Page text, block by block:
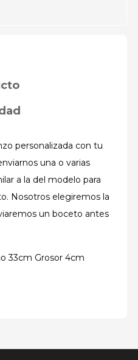
personalizada con tu
una o varias
a la del modelo para
Nosotros elegiremos la
un boceto antes
33cm Grosor 4cm